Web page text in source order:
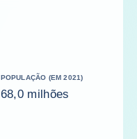
POPULAÇÃO (EM 2021)
68,0 milhões